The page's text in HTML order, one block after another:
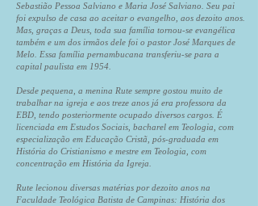
Sebastião Pessoa Salviano e Maria José Salviano. Seu pai
foi expulso de casa ao aceitar o evangelho, aos dezoito anos.
Mas, graças a Deus, toda sua família tornou-se evangélica
também e um dos irmãos dele foi o pastor José Marques de
Melo. Essa família pernambucana transferiu-se para a
capital paulista em 1954.
Desde pequena, a menina Rute sempre gostou muito de
trabalhar na igreja e aos treze anos já era professora da
EBD, tendo posteriormente ocupado diversos cargos. É
licenciada em Estudos Sociais, bacharel em Teologia, com
especialização em Educação Cristã, pós-graduada em
História do Cristianismo e mestre em Teologia, com
concentração em História da Igreja.
Rute lecionou diversas matérias por dezoito anos na
Faculdade Teológica Batista de Campinas: História dos